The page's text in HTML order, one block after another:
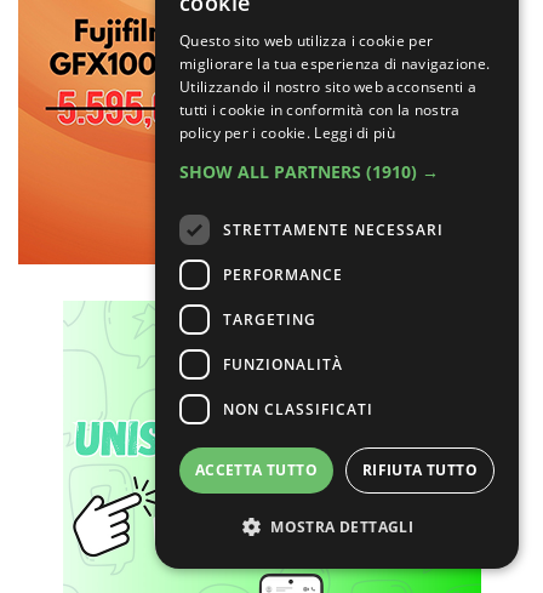
Questo sito web utilizza i cookie per
migliorare la tua esperienza di navigazione.
Utilizzando il nostro sito web acconsenti a
tutti i cookie in conformità con la nostra
policy per i cookie. Leggi di più
SHOW ALL PARTNERS (1910) →
STRETTAMENTE NECESSARI
PERFORMANCE
TARGETING
FUNZIONALITÀ
NON CLASSIFICATI
ACCETTA TUTTO RIFIUTA TUTTO
MOSTRA DETTAGLI